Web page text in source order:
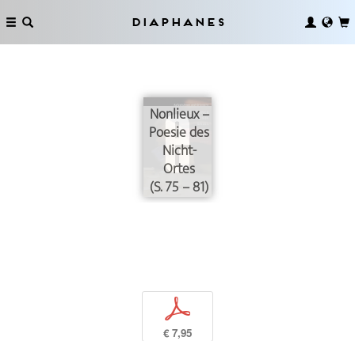
Diaphanes
Nonlieux –
Poesie des
Nicht-
Ortes
(S. 75 – 81)
p
€ 7,95